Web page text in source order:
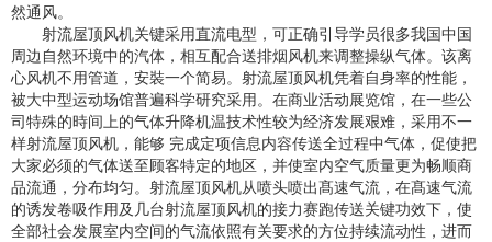
然通风。
射流屋顶风机关键采用直流电型，可正确引导学员很多我国中国
周边自然环境中的汽体，相互配合送排烟风机来调整操纵气体。该离
心风机不用管道，安裝一个简易。射流屋顶风机凭着自身率的性能，
被大中型运动场馆普遍科学研究采用。在商业活动展览馆，在一些公
司特殊的時间上的气体升降机温技术性较为经济发展艰难，采用不一
样射流屋顶风机，能够 完成定项信息内容传送全过程中气体，促使把
大家必须的气体送至顾客特定的地区，并使室内空气质量更为畅顺商
品流通，分布均匀。射流屋顶风机从喷头喷出髙速气流，在髙速气流
的诱发卷吸作用及几台射流屋顶风机的接力赛跑传送关键功效下，使
全部社会发展室内空间的气流依照有关要求的方位持续流动性，进而